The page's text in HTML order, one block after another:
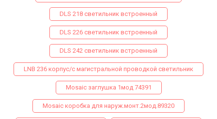
DLS 218 светильник встроенный
DLS 226 светильник встроенный
DLS 242 светильник встроенный
LNB 236 корпус/с магистральной проводкой светильник
Mosaic заглушка 1мод 74391
Mosaic коробка для наруж.монт.2мод.89320